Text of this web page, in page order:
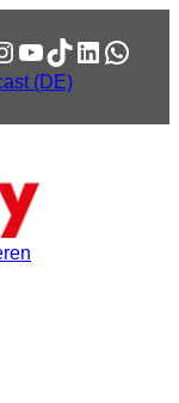
YouTube
TikTok
LinkedIn
(DE)